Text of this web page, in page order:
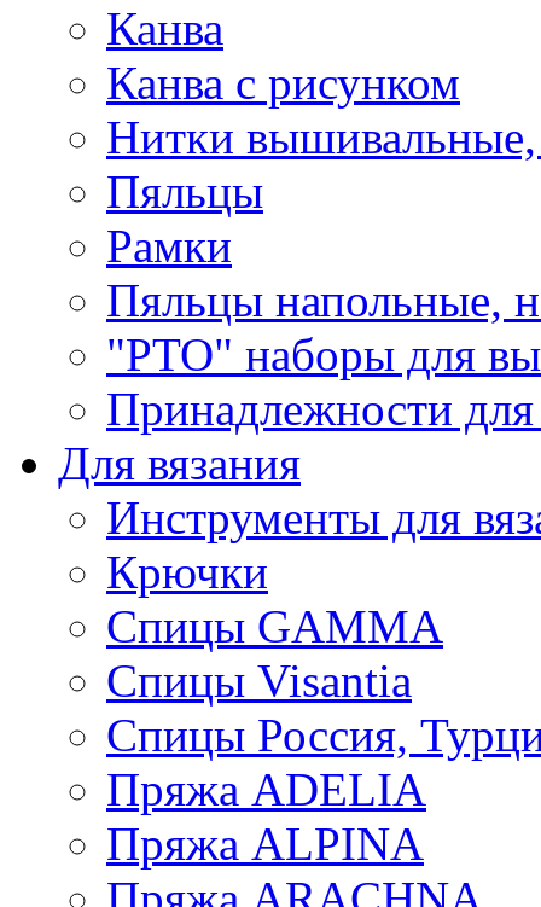
Канва
Канва с рисунком
Нитки
Пяльцы
Рамки
Пяльцы напольные,
"РТО" наборы для
Принадлежности
Для вязания
Инструменты для
Крючки
Спицы GAMMA
Спицы Visantia
Спицы Россия,
Пряжа ADELIA
Пряжа ALPINA